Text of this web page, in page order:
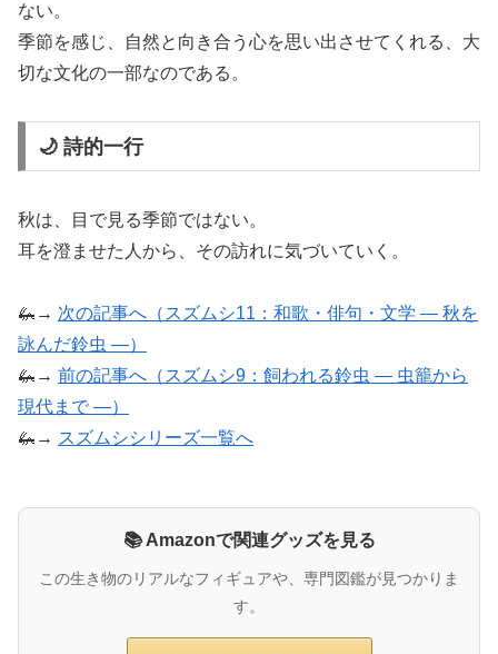
ない。
季節を感じ、自然と向き合う心を思い出させてくれる、大
切な文化の一部なのである。
🌙 詩的一行
秋は、目で見る季節ではない。
耳を澄ませた人から、その訪れに気づいていく。
🦗→ 次の記事へ（スズムシ11：和歌・俳句・文学 ― 秋を
詠んだ鈴虫 ―）
🦗→ 前の記事へ（スズムシ9：飼われる鈴虫 ― 虫籠から
現代まで ―）
🦗→ スズムシシリーズ一覧へ
📚 Amazonで関連グッズを見る
この生き物のリアルなフィギュアや、専門図鑑が見つかりま
す。